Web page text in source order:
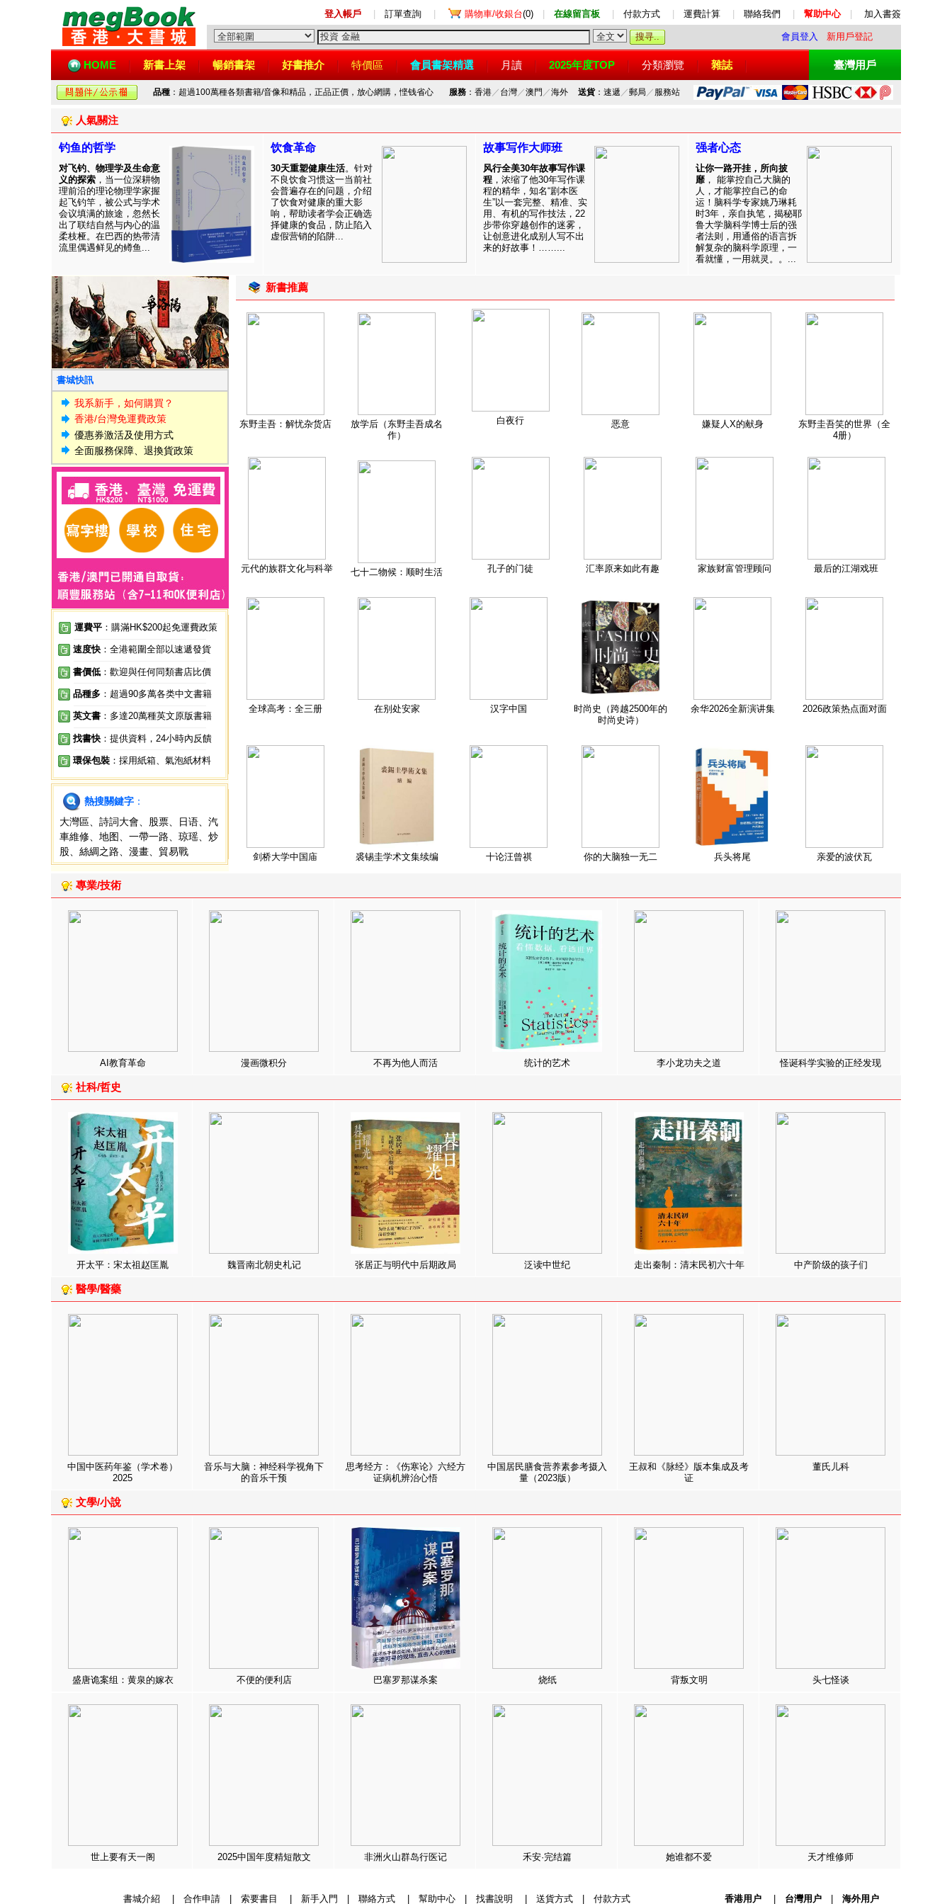
登入帳戶 訂單查詢 購物車/收銀台(0) 在線留言板 付款方式 運費計算 聯絡我們 幫助中心 加入書簽
會員登入 新用戶登記
HOME 新書上架 暢銷書架 好書推介 特價區 會員書架精選 月讀 2025年度TOP 分類瀏覽 雜誌 臺灣用戶
品種 ：超過100萬種各類書籍/音像和精品，正品正價，放心網購，悭钱省心 服務：香港／ 台灣／澳門 ／海外 送貨：速遞 ／郵局 ／ 服務站
人氣關注
钓鱼的哲学
对飞钓、物理学及生命意
义的探索 ，当一位深耕物
理前沿的理论物理学家握
起飞钓竿，被公式与学术
会议填满的旅途，忽然长
出了联结自然与内心的温
柔枝桠。在巴西的热带清
流里偶遇鲜见的鳟鱼...
饮食革命
30天重塑健康生活。针对
不良饮食习惯这一当前社
会普遍存在的问题，介绍
了饮食对健康的重大影
响，帮助读者学会正确选
择健康的食品，防止陷入
虚假营销的陷阱...
故事写作大师班
风行全美30年故事写作课
程 ，浓缩了他30年写作课
程的精华，知名“剧本医
生”以一套完整、精准、实
用、有机的写作技法，22
步带你穿越创作的迷雾，
让创意进化成别人写不出
来的好故事！……...
强者心态
让你一路开挂，所向披
靡 ， 能掌控自己大脑的
人，才能掌控自己的命
运！脑科学专家姚乃琳耗
时3年，亲自执笔，揭秘耶
鲁大学脑科学博士后的强
者法则，用通俗的语言拆
解复杂的脑科学原理，一
看就懂，一用就灵。。...
書城快訊
我系新手，如何購買？
香港/台灣免運費政策
優惠券激活及使用方式
全面服務保障、退換貨政策
運費平 ：購滿HK$200起免運費政策
速度快 ：全港範圍全部以速遞發貨
書價低 ：歡迎與任何同類書店比價
品種多 ：超過90多萬各类中文書籍
英文書 ：多達20萬種英文原版書籍
找書快 ：提供資料，24小時內反饋
環保包裝 ：採用紙箱、氣泡紙材料
熱搜關鍵字 ：
大灣區
詩詞大會 股票 日语
汽
車維修
地图 一帶一路 琼瑶
炒
股
絲綢之路 漫畫 貿易戰
新書推薦
东野圭吾：解忧杂货店
放学后（东野圭吾成名
作）
白夜行 恶意 嫌疑人X的献身
东野圭吾笑的世界（全
4册）
元代的族群文化与科举 七十二物候：顺时生活 孔子的门徒 汇率原来如此有趣 家族财富管理顾问 最后的江湖戏班
全球高考：全三册 在别处安家 汉字中国
时尚史（跨越2500年的
时尚史诗）
余华2026全新演讲集 2026政策热点面对面
剑桥大学中国庙 裘锡圭学术文集续编 十论汪曾祺 你的大脑独一无二 兵头将尾 亲爱的波伏瓦
專業/技術
AI教育革命 漫画微积分 不再为他人而活 统计的艺术 李小龙功夫之道 怪诞科学实验的正经发现
社科/哲史
开太平：宋太祖赵匡胤 魏晋南北朝史札记 张居正与明代中后期政局 泛读中世纪 走出秦制：清末民初六十年 中产阶级的孩子们
醫學/醫藥
中国中医药年鉴（学术卷）
2025
音乐与大脑：神经科学视角下
的音乐干预
思考经方：《伤寒论》六经方
证病机辨治心悟
中国居民膳食营养素参考摄入
量（2023版）
王叔和《脉经》版本集成及考
证
董氏儿科
文學/小說
盛唐诡案组：黄泉的嫁衣 不便的便利店 巴塞罗那谋杀案 烧纸 背叛文明 头七怪谈
世上要有天一阁 2025中国年度精短散文 非洲火山群岛行医记 禾安·完结篇 她谁都不爱 天才维修师
書城介紹 合作申請| 索要書目 新手入門 聯絡方式| 幫助中心| 找書說明 送貨方式| 付款方式 香港用户| 台灣用户| 海外用户